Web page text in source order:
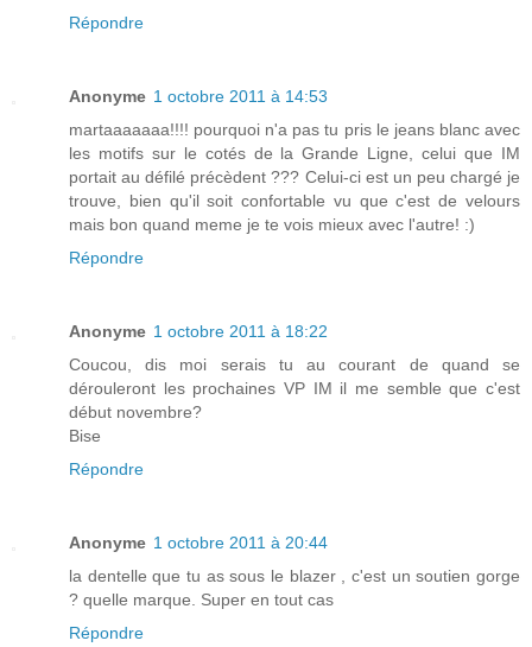
Répondre
Anonyme 1 octobre 2011 à 14:53
martaaaaaaa!!!! pourquoi n'a pas tu pris le jeans blanc avec
les motifs sur le cotés de la Grande Ligne, celui que IM
portait au défilé précèdent ??? Celui-ci est un peu chargé je
trouve, bien qu'il soit confortable vu que c'est de velours
mais bon quand meme je te vois mieux avec l'autre! :)
Répondre
Anonyme 1 octobre 2011 à 18:22
Coucou, dis moi serais tu au courant de quand se
dérouleront les prochaines VP IM il me semble que c'est
début novembre?
Bise
Répondre
Anonyme 1 octobre 2011 à 20:44
la dentelle que tu as sous le blazer , c'est un soutien gorge
? quelle marque. Super en tout cas
Répondre